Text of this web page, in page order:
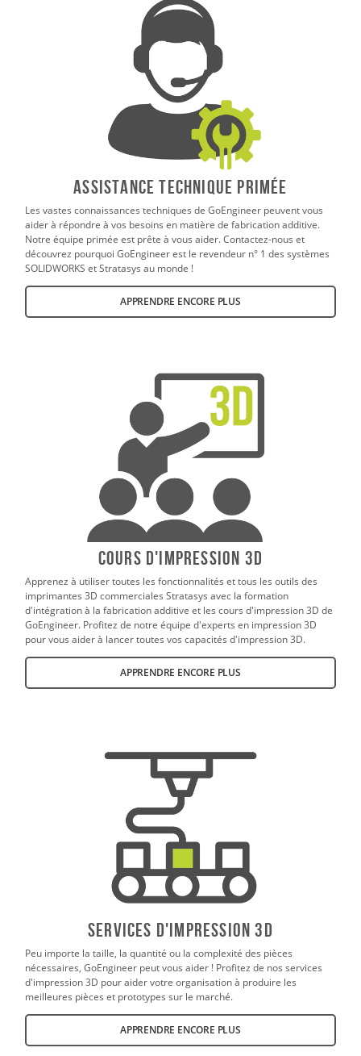
ASSISTANCE TECHNIQUE PRIMÉE
Les vastes connaissances techniques de GoEngineer peuvent vous
aider à répondre à vos besoins en matière de fabrication additive.
Notre équipe primée est prête à vous aider. Contactez-nous et
découvrez pourquoi GoEngineer est le revendeur n° 1 des systèmes
SOLIDWORKS et Stratasys au monde !
APPRENDRE ENCORE PLUS
Cours d'impression 3D
Apprenez à utiliser toutes les fonctionnalités et tous les outils des
imprimantes 3D commerciales Stratasys avec la formation
d'intégration à la fabrication additive et les cours d'impression 3D de
GoEngineer. Profitez de notre équipe d'experts en impression 3D
pour vous aider à lancer toutes vos capacités d'impression 3D.
APPRENDRE ENCORE PLUS
SERVICES D'IMPRESSION 3D
Peu importe la taille, la quantité ou la complexité des pièces
nécessaires, GoEngineer peut vous aider ! Profitez de nos services
d'impression 3D pour aider votre organisation à produire les
meilleures pièces et prototypes sur le marché.
APPRENDRE ENCORE PLUS